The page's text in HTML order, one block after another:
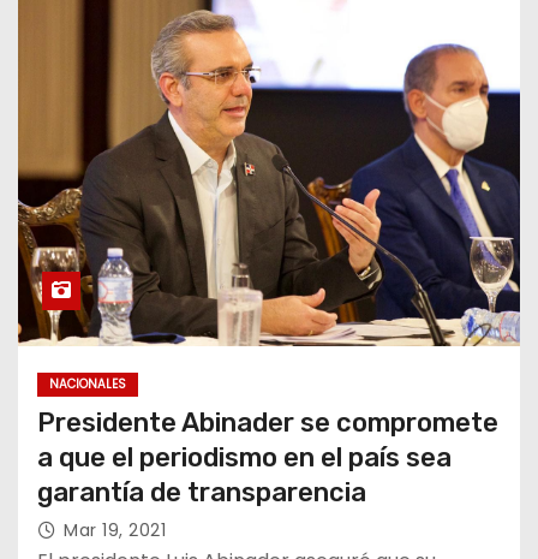
NACIONALES
Presidente Abinader se compromete
a que el periodismo en el país sea
garantía de transparencia
Mar 19, 2021